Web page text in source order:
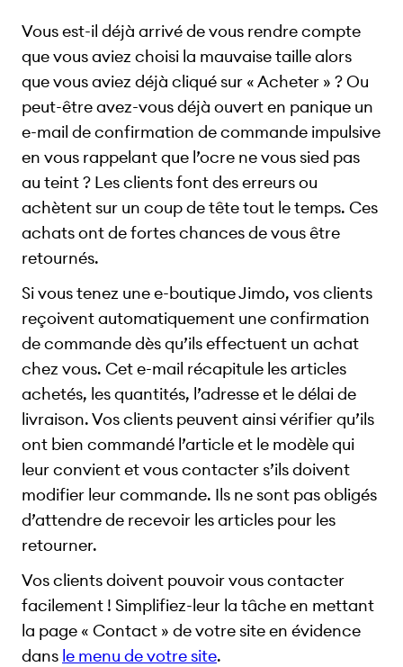
Vous est-il déjà arrivé de vous rendre compte
que vous aviez choisi la mauvaise taille alors
que vous aviez déjà cliqué sur « Acheter » ? Ou
peut-être avez-vous déjà ouvert en panique un
e-mail de confirmation de commande impulsive
en vous rappelant que l’ocre ne vous sied pas
au teint ? Les clients font des erreurs ou
achètent sur un coup de tête tout le temps. Ces
achats ont de fortes chances de vous être
retournés.
Si vous tenez une e-boutique Jimdo, vos clients
reçoivent automatiquement une confirmation
de commande dès qu’ils effectuent un achat
chez vous. Cet e-mail récapitule les articles
achetés, les quantités, l’adresse et le délai de
livraison. Vos clients peuvent ainsi vérifier qu’ils
ont bien commandé l’article et le modèle qui
leur convient et vous contacter s’ils doivent
modifier leur commande. Ils ne sont pas obligés
d’attendre de recevoir les articles pour les
retourner.
Vos clients doivent pouvoir vous contacter
facilement ! Simplifiez-leur la tâche en mettant
la page « Contact » de votre site en évidence
dans le menu de votre site.